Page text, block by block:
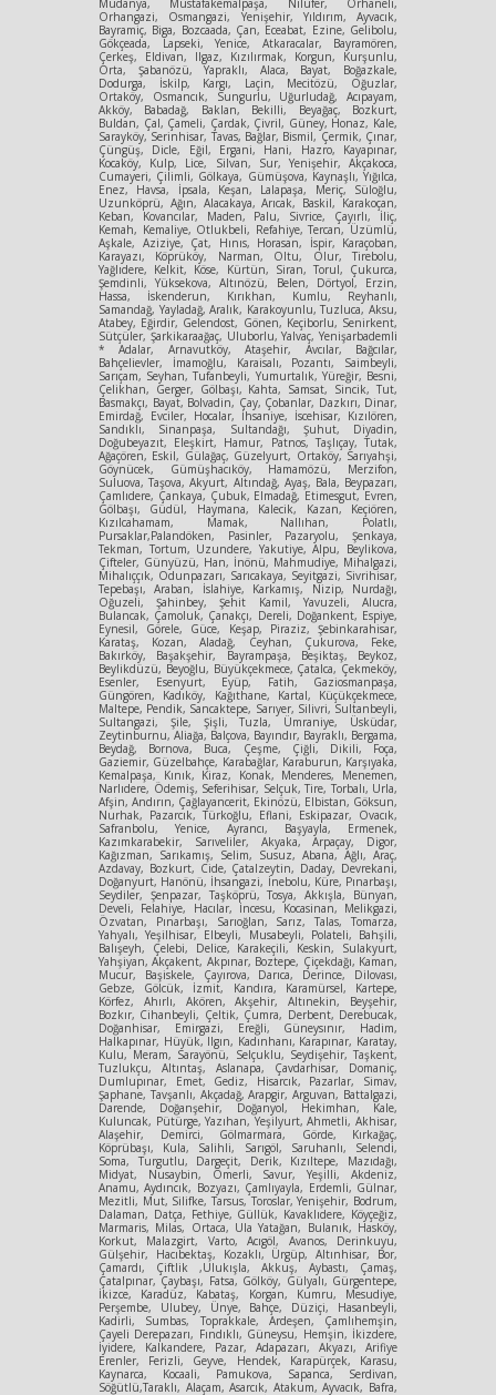
Orhangazi, Osmangazi, Yenişehir, Yıldırım, Ayvacık,
Bayramiç, Biga, Bozcaada, Çan, Eceabat, Ezine, Gelibolu,
Gökçeada, Lapseki, Yenice, Atkaracalar, Bayramören,
Çerkeş, Eldivan, Ilgaz, Kızılırmak, Korgun, Kurşunlu,
Orta, Şabanözü, Yapraklı, Alaca, Bayat, Boğazkale,
Dodurga, İskilp, Kargı, Laçin, Mecitözü, Oğuzlar,
Ortaköy, Osmancık, Sungurlu, Uğurludağ, Acıpayam,
Akköy, Babadağ, Baklan, Bekilli, Beyağaç, Bozkurt,
Buldan, Çal, Çameli, Çardak, Çivril, Güney, Honaz, Kale,
Sarayköy, Serinhisar, Tavas, Bağlar, Bismil, Çermik, Çınar,
Çüngüş, Dicle, Eğil, Ergani, Hani, Hazro, Kayapınar,
Kocaköy, Kulp, Lice, Silvan, Sur, Yenişehir, Akçakoca,
Cumayeri, Çilimli, Gölkaya, Gümüşova, Kaynaşlı, Yığılca,
Enez, Havsa, İpsala, Keşan, Lalapaşa, Meriç, Süloğlu,
Uzunköprü, Ağın, Alacakaya, Arıcak, Baskil, Karakoçan,
Keban, Kovancılar, Maden, Palu, Sivrice, Çayırlı, İliç,
Kemah, Kemaliye, Otlukbeli, Refahiye, Tercan, Üzümlü,
Aşkale, Aziziye, Çat, Hınıs, Horasan, İspir, Karaçoban,
Karayazı, Köprüköy, Narman, Oltu, Olur, Tirebolu,
Yağlıdere, Kelkit, Köse, Kürtün, Siran, Torul, Çukurca,
Şemdinli, Yüksekova, Altınözü, Belen, Dörtyol, Erzin,
Hassa, İskenderun, Kırıkhan, Kumlu, Reyhanlı,
Samandağ, Yayladağ, Aralık, Karakoyunlu, Tuzluca, Aksu,
Atabey, Eğirdir, Gelendost, Gönen, Keçiborlu, Senirkent,
Sütçüler, Şarkikaraağaç, Uluborlu, Yalvaç, Yenişarbademli
* Adalar, Arnavutköy, Ataşehir, Avcılar, Bağcılar,
Bahçelievler, İmamoğlu, Karaisalı, Pozantı, Saimbeyli,
Sarıçam, Seyhan, Tufanbeyli, Yumurtalık, Yüreğir, Besni,
Çelikhan, Gerger, Gölbaşı, Kahta, Samsat, Sincik, Tut,
Basmakçı, Bayat, Bolvadin, Çay, Çobanlar, Dazkırı, Dinar,
Emirdağ, Evciler, Hocalar, İhsaniye, İscehisar, Kızılören,
Sandıklı, Sinanpaşa, Sultandağı, Şuhut, Diyadin,
Doğubeyazıt, Eleşkirt, Hamur, Patnos, Taşlıçay, Tutak,
Ağaçören, Eskil, Gülağaç, Güzelyurt, Ortaköy, Sarıyahşi,
Göynücek, Gümüşhacıköy, Hamamözü, Merzifon,
Suluova, Taşova, Akyurt, Altındağ, Ayaş, Bala, Beypazarı,
Çamlıdere, Çankaya, Çubuk, Elmadağ, Etimesgut, Evren,
Gölbaşı, Güdül, Haymana, Kalecik, Kazan, Keçiören,
Kızılcahamam, Mamak, Nallıhan, Polatlı,
Pursaklar,Palandöken, Pasinler, Pazaryolu, Şenkaya,
Tekman, Tortum, Uzundere, Yakutiye, Alpu, Beylikova,
Çifteler, Günyüzü, Han, İnönü, Mahmudiye, Mihalgazi,
Mihalıççık, Odunpazarı, Sarıcakaya, Seyitgazi, Sivrihisar,
Tepebaşı, Araban, İslahiye, Karkamış, Nizip, Nurdağı,
Oğuzeli, Şahinbey, Şehit Kamil, Yavuzeli, Alucra,
Bulancak, Çamoluk, Çanakçı, Dereli, Doğankent, Espiye,
Eynesil, Görele, Güce, Keşap, Piraziz, Şebinkarahisar,
Karataş, Kozan, Aladağ, Ceyhan, Çukurova, Feke,
Bakırköy, Başakşehir, Bayrampaşa, Beşiktaş, Beykoz,
Beylikdüzü, Beyoğlu, Büyükçekmece, Çatalca, Çekmeköy,
Esenler, Esenyurt, Eyüp, Fatih, Gaziosmanpaşa,
Güngören, Kadıköy, Kağıthane, Kartal, Küçükçekmece,
Maltepe, Pendik, Sancaktepe, Sarıyer, Silivri, Sultanbeyli,
Sultangazi, Şile, Şişli, Tuzla, Ümraniye, Üsküdar,
Zeytinburnu, Aliağa, Balçova, Bayındır, Bayraklı, Bergama,
Beydağ, Bornova, Buca, Çeşme, Çiğli, Dikili, Foça,
Gaziemir, Güzelbahçe, Karabağlar, Karaburun, Karşıyaka,
Kemalpaşa, Kınık, Kiraz, Konak, Menderes, Menemen,
Narlıdere, Ödemiş, Seferihisar, Selçuk, Tire, Torbalı, Urla,
Afşin, Andırın, Çağlayancerit, Ekinözü, Elbistan, Göksun,
Nurhak, Pazarcık, Türkoğlu, Eflani, Eskipazar, Ovacık,
Safranbolu, Yenice, Ayrancı, Başyayla, Ermenek,
Kazımkarabekir, Sarıveliler, Akyaka, Arpaçay, Digor,
Kağızman, Sarıkamış, Selim, Susuz, Abana, Ağlı, Araç,
Azdavay, Bozkurt, Cide, Çatalzeytin, Daday, Devrekani,
Doğanyurt, Hanönü, İhsangazi, İnebolu, Küre, Pınarbaşı,
Seydiler, Şenpazar, Taşköprü, Tosya, Akkışla, Bünyan,
Develi, Felahiye, Hacılar, İncesu, Kocasinan, Melikgazi,
Özvatan, Pınarbaşı, Sarıoğlan, Sarız, Talas, Tomarza,
Yahyalı, Yeşilhisar, Elbeyli, Musabeyli, Polateli, Bahşili,
Balışeyh, Çelebi, Delice, Karakeçili, Keskin, Sulakyurt,
Yahşiyan, Akçakent, Akpınar, Boztepe, Çiçekdağı, Kaman,
Mucur, Başiskele, Çayırova, Darıca, Derince, Dilovası,
Gebze, Gölcük, İzmit, Kandıra, Karamürsel, Kartepe,
Körfez, Ahırlı, Akören, Akşehir, Altınekin, Beyşehir,
Bozkır, Cihanbeyli, Çeltik, Çumra, Derbent, Derebucak,
Doğanhisar, Emirgazi, Ereğli, Güneysınır, Hadim,
Halkapınar, Hüyük, Ilgın, Kadınhanı, Karapınar, Karatay,
Kulu, Meram, Sarayönü, Selçuklu, Seydişehir, Taşkent,
Tuzlukçu, Altıntaş, Aslanapa, Çavdarhisar, Domaniç,
Dumlupınar, Emet, Gediz, Hisarcık, Pazarlar, Simav,
Şaphane, Tavşanlı, Akçadağ, Arapgir, Arguvan, Battalgazi,
Darende, Doğanşehir, Doğanyol, Hekimhan, Kale,
Kuluncak, Pütürge, Yazıhan, Yeşilyurt, Ahmetli, Akhisar,
Alaşehir, Demirci, Gölmarmara, Görde, Kırkağaç,
Köprübaşı, Kula, Salihli, Sarıgöl, Saruhanlı, Selendi,
Soma, Turgutlu, Dargeçit, Derik, Kızıltepe, Mazıdağı,
Midyat, Nusaybin, Ömerli, Savur, Yeşilli, Akdeniz,
Anamu, Aydıncık, Bozyazı, Çamlıyayla, Erdemli, Gülnar,
Mezitli, Mut, Silifke, Tarsus, Toroslar, Yenişehir, Bodrum,
Dalaman, Datça, Fethiye, Güllük, Kavaklıdere, Köyçeğiz,
Marmaris, Milas, Ortaca, Ula Yatağan, Bulanık, Hasköy,
Korkut, Malazgirt, Varto, Acıgöl, Avanos, Derinkuyu,
Gülşehir, Hacıbektaş, Kozaklı, Ürgüp, Altınhisar, Bor,
Çamardı, Çiftlik ,Ulukışla, Akkuş, Aybastı, Çamaş,
Çatalpınar, Çaybaşı, Fatsa, Gölköy, Gülyalı, Gürgentepe,
İkizce, Karadüz, Kabataş, Korgan, Kumru, Mesudiye,
Perşembe, Ulubey, Ünye, Bahçe, Düziçi, Hasanbeyli,
Kadirli, Sumbas, Toprakkale, Ardeşen, Çamlıhemşin,
Çayeli Derepazarı, Fındıklı, Güneysu, Hemşin, İkizdere,
İyidere, Kalkandere, Pazar, Adapazarı, Akyazı, Arifiye
Erenler, Ferizli, Geyve, Hendek, Karapürçek, Karasu,
Kaynarca, Kocaali, Pamukova, Sapanca, Serdivan,
Söğütlü,Taraklı, Alaçam, Asarcık, Atakum, Ayvacık, Bafra,